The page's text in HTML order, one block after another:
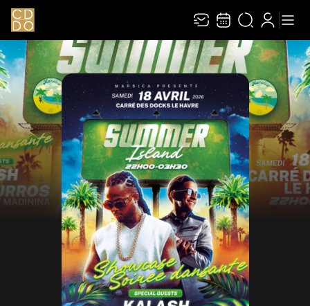
Recevez toute l’actualité en vous abonnant à
notre newsletter :
ENVOYER
Rivaj Group traite votre adresse électronique pour la gestion de votre
abonnement à la newsletter deLe Carré des Docks / Docks Océane. Vous
pouvez retirer votre consentement à tout moment. Pour en savoir plus,
consultez notrepolitique de protection des données.